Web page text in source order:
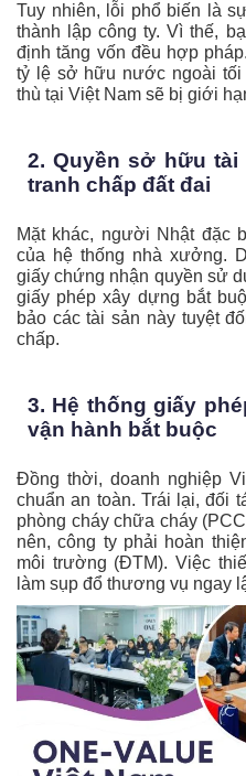
Tuy nhiên, lỗi phổ biến là
thành lập công ty. Vì thế,
định tăng vốn đều hợp
tỷ lệ sở hữu nước ngoài tối
thù tại Việt Nam sẽ bị giới
2. Quyền sở hữu
tranh chấp đất đai
Mặt khác, người Nhật đặc
của hệ thống nhà xưởng.
giấy chứng nhận quyền sử
giấy phép xây dựng bắt
bảo các tài sản này tuyệt
chấp.
3. Hệ thống giấy
vận hành bắt buộc
Đồng thời, doanh nghiệp
chuẩn an toàn. Trái lại, đối
phòng cháy chữa cháy
nên, công ty phải hoàn
môi trường (ĐTM). Việc
làm sụp đổ thương vụ ngay